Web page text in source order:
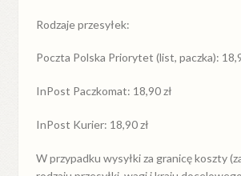
Rodzaje przesyłek:
Poczta Polska Priorytet (list, paczka):
InPost Paczkomat: 18,90 zł
InPost Kurier: 18,90 zł
W przypadkuwysyłkiza granicękoszty